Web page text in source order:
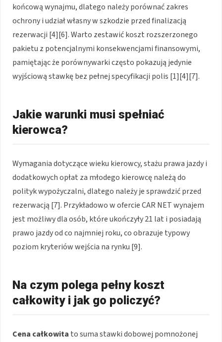
końcową wynajmu, dlatego należy porównać zakres
ochrony i udział własny w szkodzie przed finalizacją
rezerwacji [4][6]. Warto zestawić koszt rozszerzonego
pakietu z potencjalnymi konsekwencjami finansowymi,
pamiętając że porównywarki często pokazują jedynie
wyjściową stawkę bez pełnej specyfikacji polis [1][4][7].
Jakie warunki musi spełniać
kierowca?
Wymagania dotyczące wieku kierowcy, stażu prawa jazdy i
dodatkowych opłat za młodego kierowcę należą do
polityk wypożyczalni, dlatego należy je sprawdzić przed
rezerwacją [7]. Przykładowo w ofercie CAR NET wynajem
jest możliwy dla osób, które ukończyły 21 lat i posiadają
prawo jazdy od co najmniej roku, co obrazuje typowy
poziom kryteriów wejścia na rynku [9].
Na czym polega pełny koszt
całkowity i jak go policzyć?
Cena całkowita to suma stawki dobowej pomnożonej